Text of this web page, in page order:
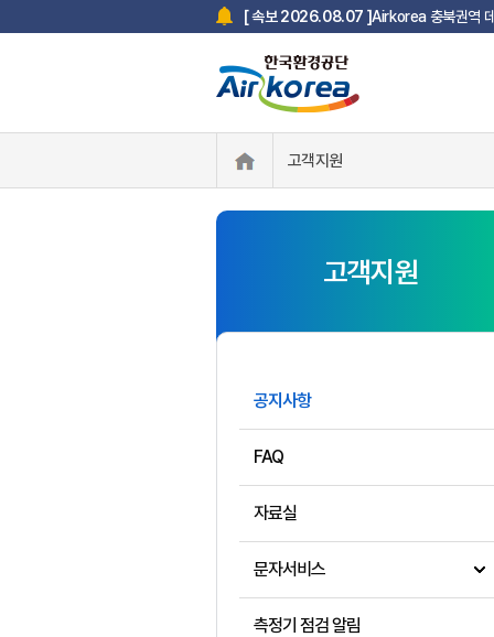
[ 속보 2026.08.07 ]Airkorea 충북권역
고객지원
고객지원
공지사항
FAQ
자료실
문자서비스
측정기 점검 알림